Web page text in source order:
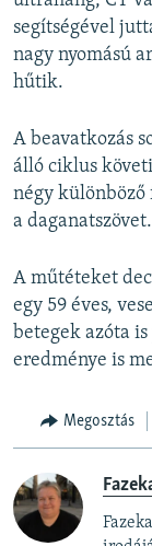
segítségével
nagy nyomású
hűtik.
A beavatkozás
álló ciklus
négy
a daganatszövet.
A műtéteket
egy 59 éves,
betegek azóta
eredménye is
Megosztás